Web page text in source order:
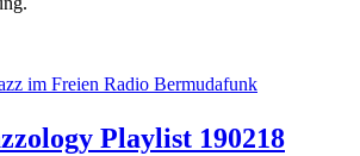
Playlist 190218